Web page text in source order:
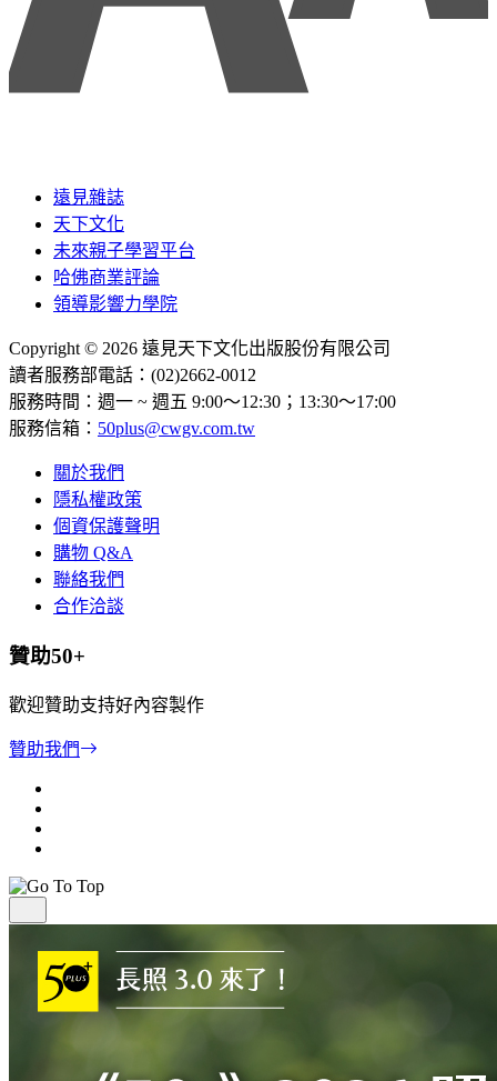
遠見雜誌
天下文化
未來親子學習平台
哈佛商業評論
領導影響力學院
Copyright © 2026 遠見天下文化出版股份有限公司
讀者服務部電話：(02)2662-0012
服務時間：週一 ~ 週五 9:00～12:30；13:30～17:00
服務信箱： 50plus@cwgv.com.tw
關於我們
隱私權政策
個資保護聲明
購物 Q&A
聯絡我們
合作洽談
贊助50+
歡迎贊助支持好內容製作
贊助我們